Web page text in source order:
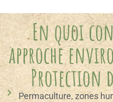
En quoi
approche
Protection
Permaculture, zones